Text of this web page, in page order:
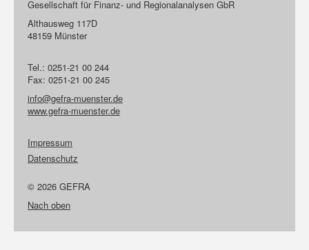
Gesellschaft für Finanz- und Regionalanalysen GbR
Althausweg 117D
48159 Münster
Tel.: 0251-21 00 244
Fax: 0251-21 00 245
info@gefra-muenster.de
www.gefra-muenster.de
Impressum
Datenschutz
© 2026 GEFRA
Nach oben